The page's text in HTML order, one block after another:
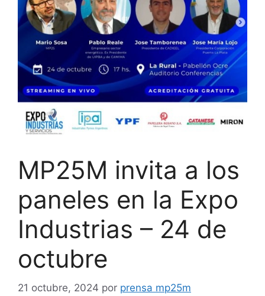
MP25M invita a los
paneles en la Expo
Industrias – 24 de
octubre
21 octubre, 2024 por prensa mp25m